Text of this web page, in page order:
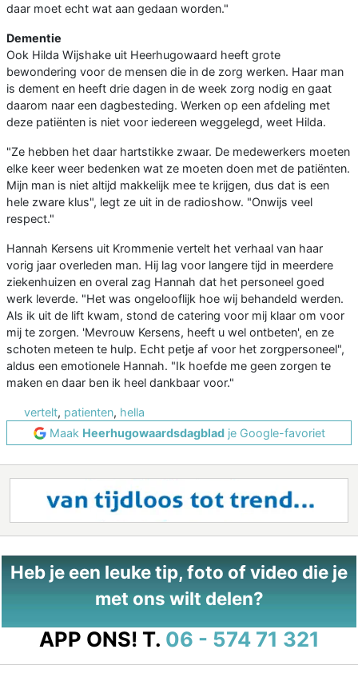
daar moet echt wat aan gedaan worden."
Dementie
Ook Hilda Wijshake uit Heerhugowaard heeft grote
bewondering voor de mensen die in de zorg werken. Haar man
is dement en heeft drie dagen in de week zorg nodig en gaat
daarom naar een dagbesteding. Werken op een afdeling met
deze patiënten is niet voor iedereen weggelegd, weet Hilda.
"Ze hebben het daar hartstikke zwaar. De medewerkers moeten
elke keer weer bedenken wat ze moeten doen met de patiënten.
Mijn man is niet altijd makkelijk mee te krijgen, dus dat is een
hele zware klus", legt ze uit in de radioshow. "Onwijs veel
respect."
Hannah Kersens uit Krommenie vertelt het verhaal van haar
vorig jaar overleden man. Hij lag voor langere tijd in meerdere
ziekenhuizen en overal zag Hannah dat het personeel goed
werk leverde. "Het was ongelooflijk hoe wij behandeld werden.
Als ik uit de lift kwam, stond de catering voor mij klaar om voor
mij te zorgen. 'Mevrouw Kersens, heeft u wel ontbeten', en ze
schoten meteen te hulp. Echt petje af voor het zorgpersoneel",
aldus een emotionele Hannah. "Ik hoefde me geen zorgen te
maken en daar ben ik heel dankbaar voor."
vertelt, patienten, hella
Maak Heerhugowaardsdagbladje Google-favoriet
Heb je een leuke tip, foto of video die je
met ons wilt delen?
APP ONS! T. 06 - 574 71 321